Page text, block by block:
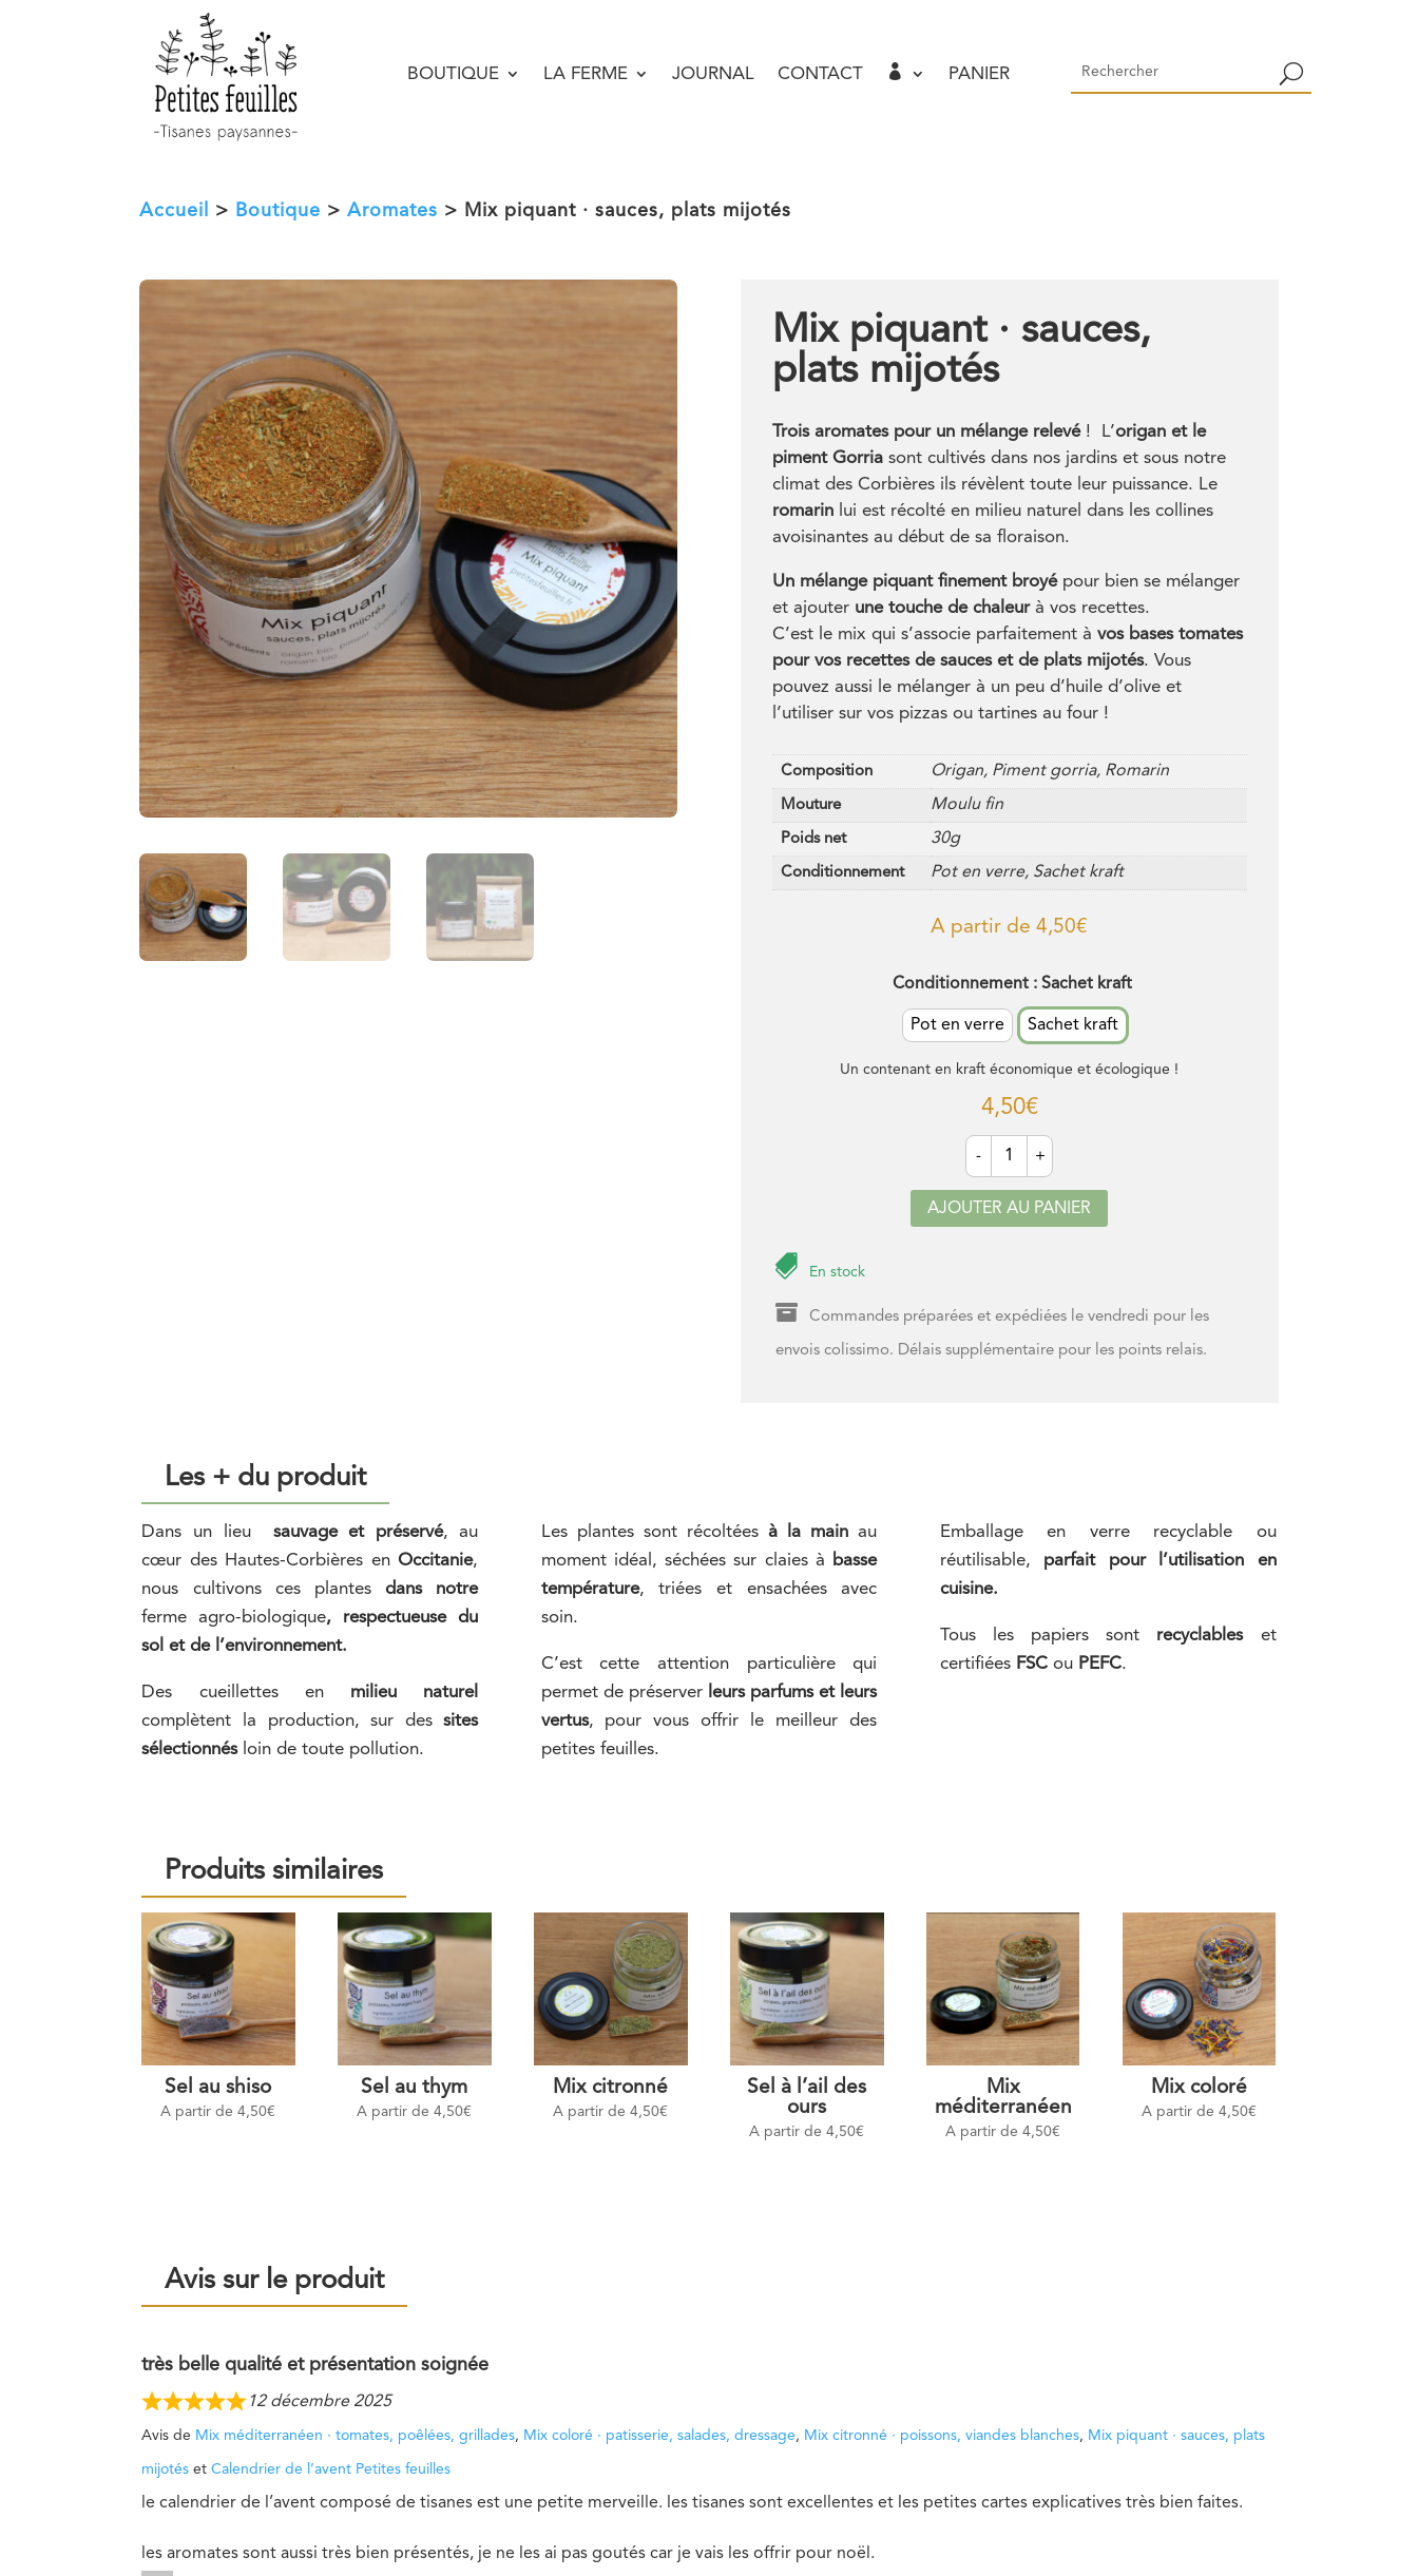
BOUTIQUE LA FERME JOURNAL CONTACT  PANIER
Accueil > Boutique > Aromates > Mix piquant · sauces, plats mijotés
Mix piquant · sauces,
plats mijotés
Trois aromates pour un mélange relevé! L’origan et le
piment Gorria sont cultivés dans nos jardins et sous notre
climat des Corbières ils révèlent toute leur puissance. Le
romarinlui est récolté en milieu naturel dans les collines
avoisinantes au début de sa floraison.
Un mélange piquant finement broyépour bien se mélanger
et ajouter une touche de chaleurà vos recettes.
C’est le mix qui s’associe parfaitement à vos bases tomates
pour vos recettes de sauces et de plats mijotés. Vous
pouvez aussi le mélanger à un peu d’huile d’olive et
l’utiliser sur vos pizzas ou tartines au four !
Composition Origan, Piment gorria, Romarin
Mouture Moulu fin
Poids net 30g
Conditionnement Pot en verre, Sachet kraft
A partir de4,50€
Conditionnement : Sachet kraft
Pot en verre Sachet kraft
Un contenant en kraft économique et écologique !
4,50€
-
quantité
de
Mix
piquant
·
sauces,
+
AJOUTER AU PANIER
 En stock
 Commandes préparées et expédiées le vendredi pour les
envois colissimo. Délais supplémentaire pour les points relais.
Les + du produit
Dans un lieu sauvage et préservé, au
cœur des Hautes-Corbières enOccitanie,
nous cultivons ces plantesdans notre
ferme agro-biologique, respectueuse du
sol et de l’environnement.
Des cueillettes en milieu naturel
complètent la production, sur dessites
sélectionnésloin de toute pollution.
Les plantes sont récoltéesà la mainau
moment idéal, séchées sur claies à
basse
température, triées et ensachées avec
soin.
C’est cette attention particulière qui
permet de préserver leurs parfums et leurs
vertus, pour vous offrir le meilleur des
petites feuilles.
Emballage en verre recyclable ou
réutilisable, parfait pour l’utilisation en
cuisine.
Tous les papiers sont recyclableset
certifiées FSCou PEFC.
Produits similaires
Sel au shiso
A partir de4,50€
Sel au thym
A partir de4,50€
Mix citronné
A partir de4,50€
Sel à l’ail des
ours
A partir de4,50€
Mix
méditerranéen
A partir de4,50€
Mix coloré
A partir de4,50€
Avis sur le produit
très belle qualité et présentation soignée
12 décembre 2025
Avis de Mix méditerranéen · tomates, poêlées, grillades, Mix coloré · patisserie, salades, dressage, Mix citronné · poissons, viandes blanches, Mix piquant · sauces, plats
mijotés etCalendrier de l’avent Petites feuilles
le calendrier de l’avent composé de tisanes est une petite merveille. les tisanes sont excellentes et les petites cartes explicatives très bien faites.
les aromates sont aussi très bien présentés, je ne les ai pas goutés car je vais les offrir pour noël.